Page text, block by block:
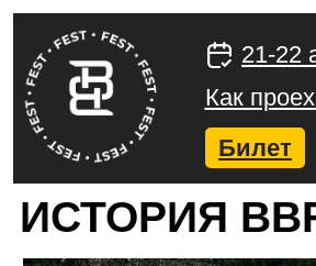
21-22 августа
ИСТОРИЯ BBFEST